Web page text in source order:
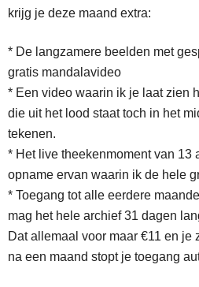
krijg je deze maand extra:
* De langzamere beelden met
gratis mandalavideo
* Een video waarin ik je laat zien
die uit het lood staat toch in het
tekenen.
* Het live theekenmoment van 13
opname ervan waarin ik de hele
* Toegang tot alle eerdere
mag het hele archief 31 dagen
Dat allemaal voor maar €11 en je
na een maand stopt je toegang